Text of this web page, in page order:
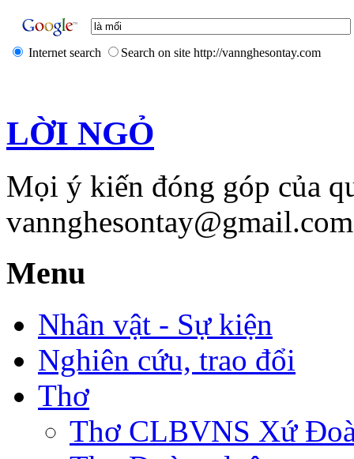
Internet search Search on site http://vannghesontay.com
LỜI NGỎ
Mọi ý kiến đóng góp của
Menu
Nhân vật - Sự kiện
Nghiên cứu, trao đổi
Thơ
Thơ CLBVNS Xứ